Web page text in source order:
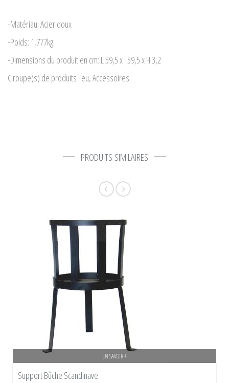
-Matériau: Acier doux
-Poids: 1,777kg
-Dimensions du produit en cm: L 59,5 x l 59,5 x H 3,2
Groupe(s) de produits Feu, Accessoires
PRODUITS SIMILAIRES
EN SAVOIR +
Support Bûche Scandinave